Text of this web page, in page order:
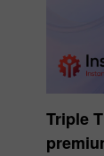
Triple